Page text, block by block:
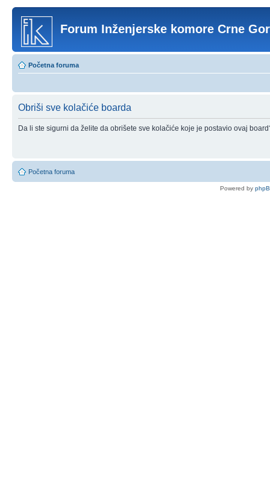
Forum Inženjerske komore Crne
Početna foruma
Obriši sve kolačiće boarda
Da li ste sigurni da želite da obrišete sve kolačiće koje je postavio ovaj
Početna foruma
Powered by